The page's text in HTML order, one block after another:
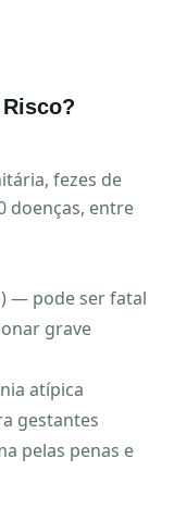
fezes de
doenças, entre
— pode ser fatal
grave
atípica
gestantes
pelas penas e